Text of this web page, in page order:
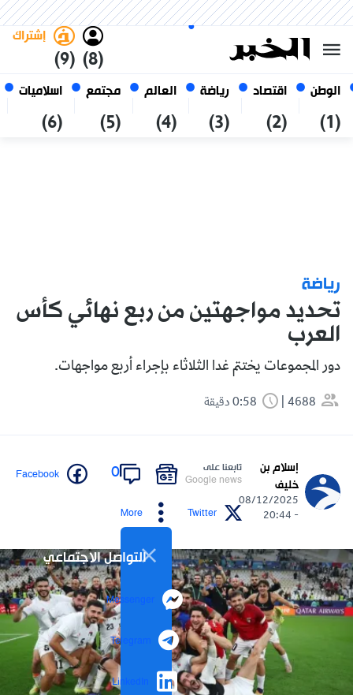
الوطن
(1)
اقتصاد
(2)
رياضة
(3)
العالم
(4)
مجتمع
(5)
اسلاميات
(6)
(8)
إشتراك
(9)
06 أغسطس 2026
الجزائر
رياضة
تحديد مواجهتين من ربع نهائي كأس
العرب
دور المجموعات يختتم غدا الثلاثاء بإجراء أربع مواجهات.
4688
إسلام بن
خليف
08/12/2025
- 20:44
تابعنا على
Google news
0
Facebook
Twitter
More
التواصل الاجتماعي
Messenger
Telegram
LinkedIn